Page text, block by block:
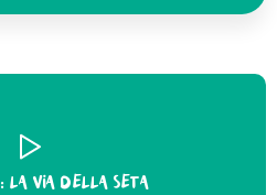
la Via della Seta